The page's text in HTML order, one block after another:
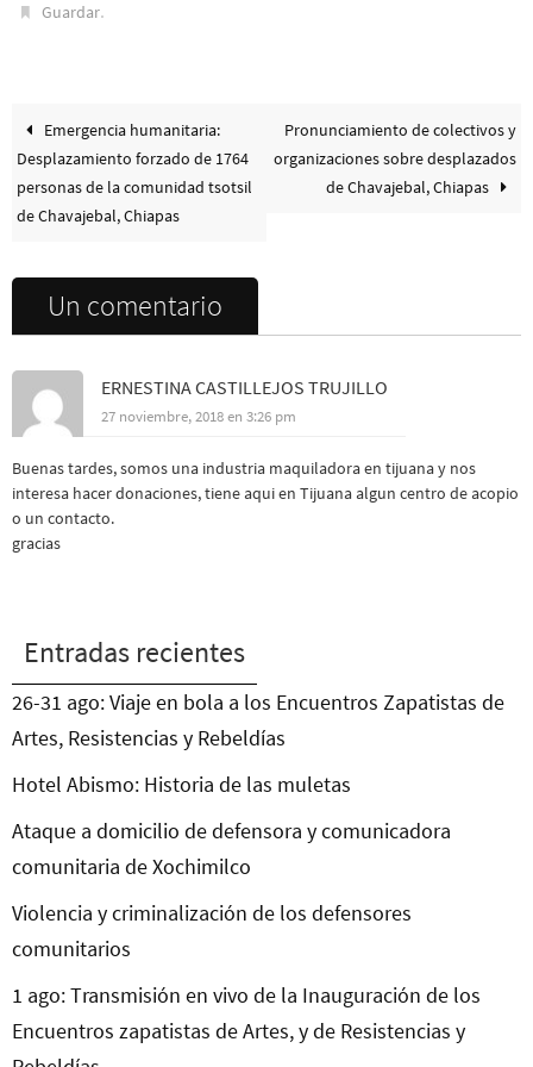
Guardar.
Emergencia humanitaria:
Desplazamiento forzado de 1764
personas de la comunidad tsotsil
de Chavajebal, Chiapas
Pronunciamiento de colectivos y
organizaciones sobre desplazados
de Chavajebal, Chiapas
Un comentario
ERNESTINA CASTILLEJOS TRUJILLO
27 noviembre, 2018 en 3:26 pm
Buenas tardes, somos una industria maquiladora en tijuana y nos
interesa hacer donaciones, tiene aqui en Tijuana algun centro de acopio
o un contacto.
gracias
Entradas recientes
26-31 ago: Viaje en bola a los Encuentros Zapatistas de
Artes, Resistencias y Rebeldías
Hotel Abismo: Historia de las muletas
Ataque a domicilio de defensora y comunicadora
comunitaria de Xochimilco
Violencia y criminalización de los defensores
comunitarios
1 ago: Transmisión en vivo de la Inauguración de los
Encuentros zapatistas de Artes, y de Resistencias y